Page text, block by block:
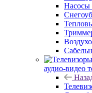
Насосы
аудио-видео